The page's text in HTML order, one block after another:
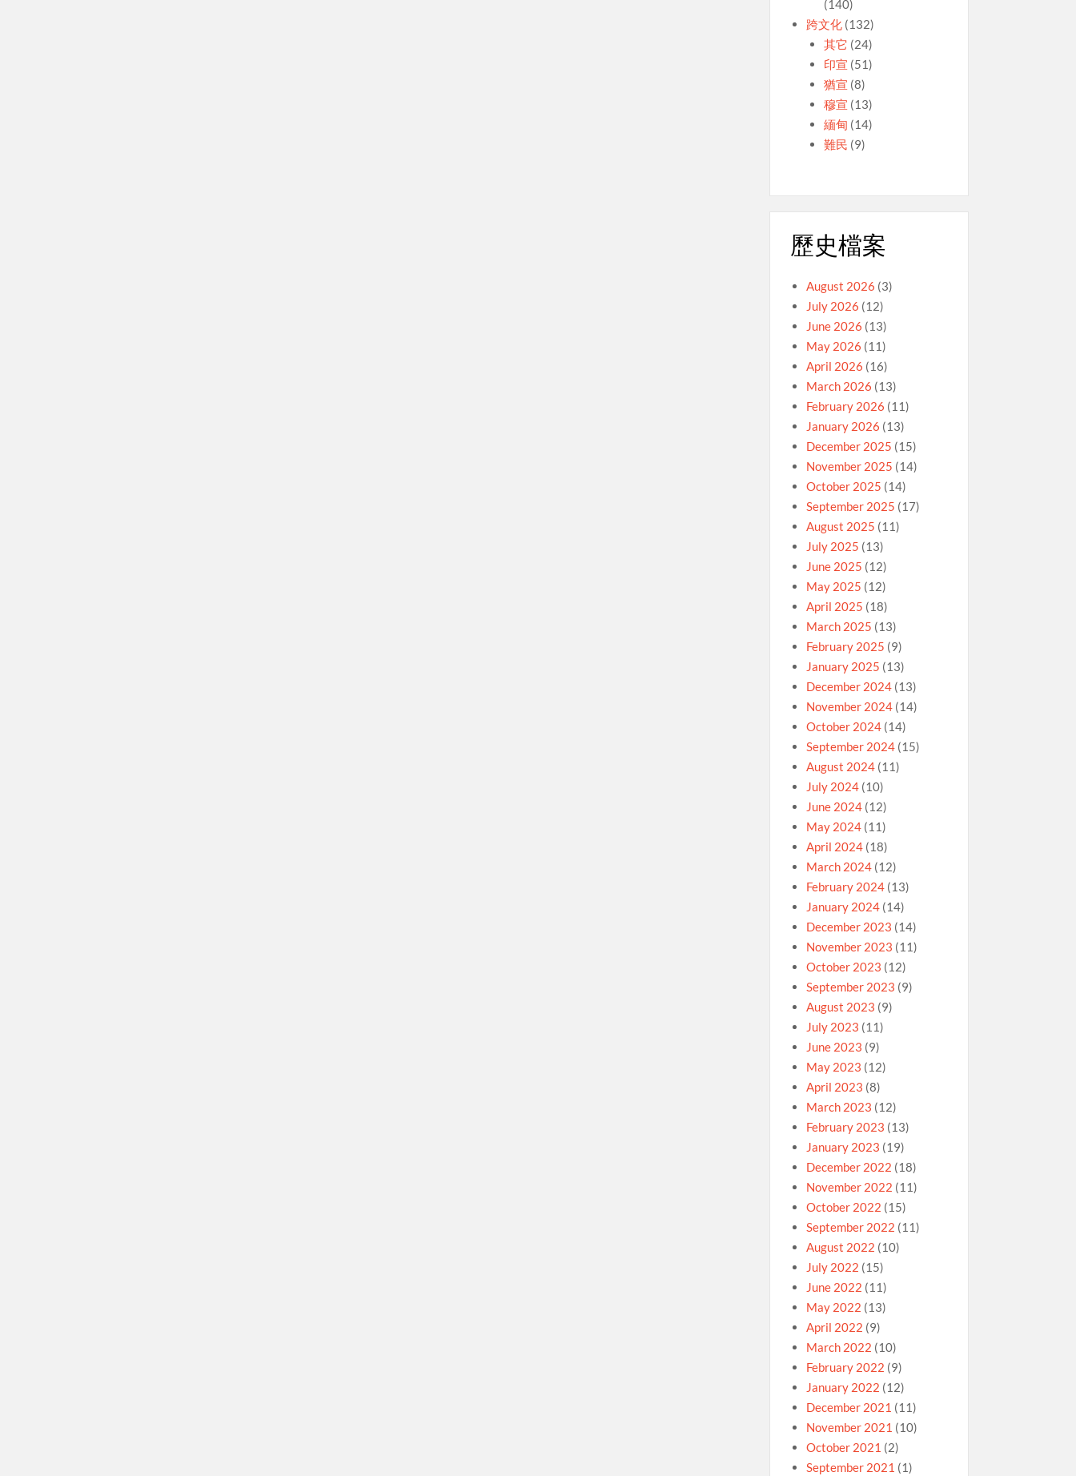
(140)
跨文化 (132)
其它 (24)
印宣 (51)
猶宣 (8)
穆宣 (13)
緬甸 (14)
難民 (9)
歷史檔案
August 2026 (3)
July 2026 (12)
June 2026 (13)
May 2026 (11)
April 2026 (16)
March 2026 (13)
February 2026 (11)
January 2026 (13)
December 2025 (15)
November 2025 (14)
October 2025 (14)
September 2025 (17)
August 2025 (11)
July 2025 (13)
June 2025 (12)
May 2025 (12)
April 2025 (18)
March 2025 (13)
February 2025 (9)
January 2025 (13)
December 2024(13)
November 2024(14)
October 2024(14)
September 2024(15)
August 2024(11)
July 2024(10)
June 2024(12)
May 2024(11)
April 2024(18)
March 2024(12)
February 2024(13)
January 2024(14)
December 2023 (14)
November 2023 (11)
October 2023 (12)
September 2023 (9)
August 2023 (9)
July 2023 (11)
June 2023 (9)
May 2023 (12)
April 2023 (8)
March 2023 (12)
February 2023 (13)
January 2023 (19)
December 2022 (18)
November 2022 (11)
October 2022 (15)
September 2022 (11)
August 2022 (10)
July 2022 (15)
June 2022 (11)
May 2022 (13)
April 2022 (9)
March 2022 (10)
February 2022 (9)
January 2022 (12)
December 2021 (11)
November 2021 (10)
October 2021 (2)
September 2021 (1)